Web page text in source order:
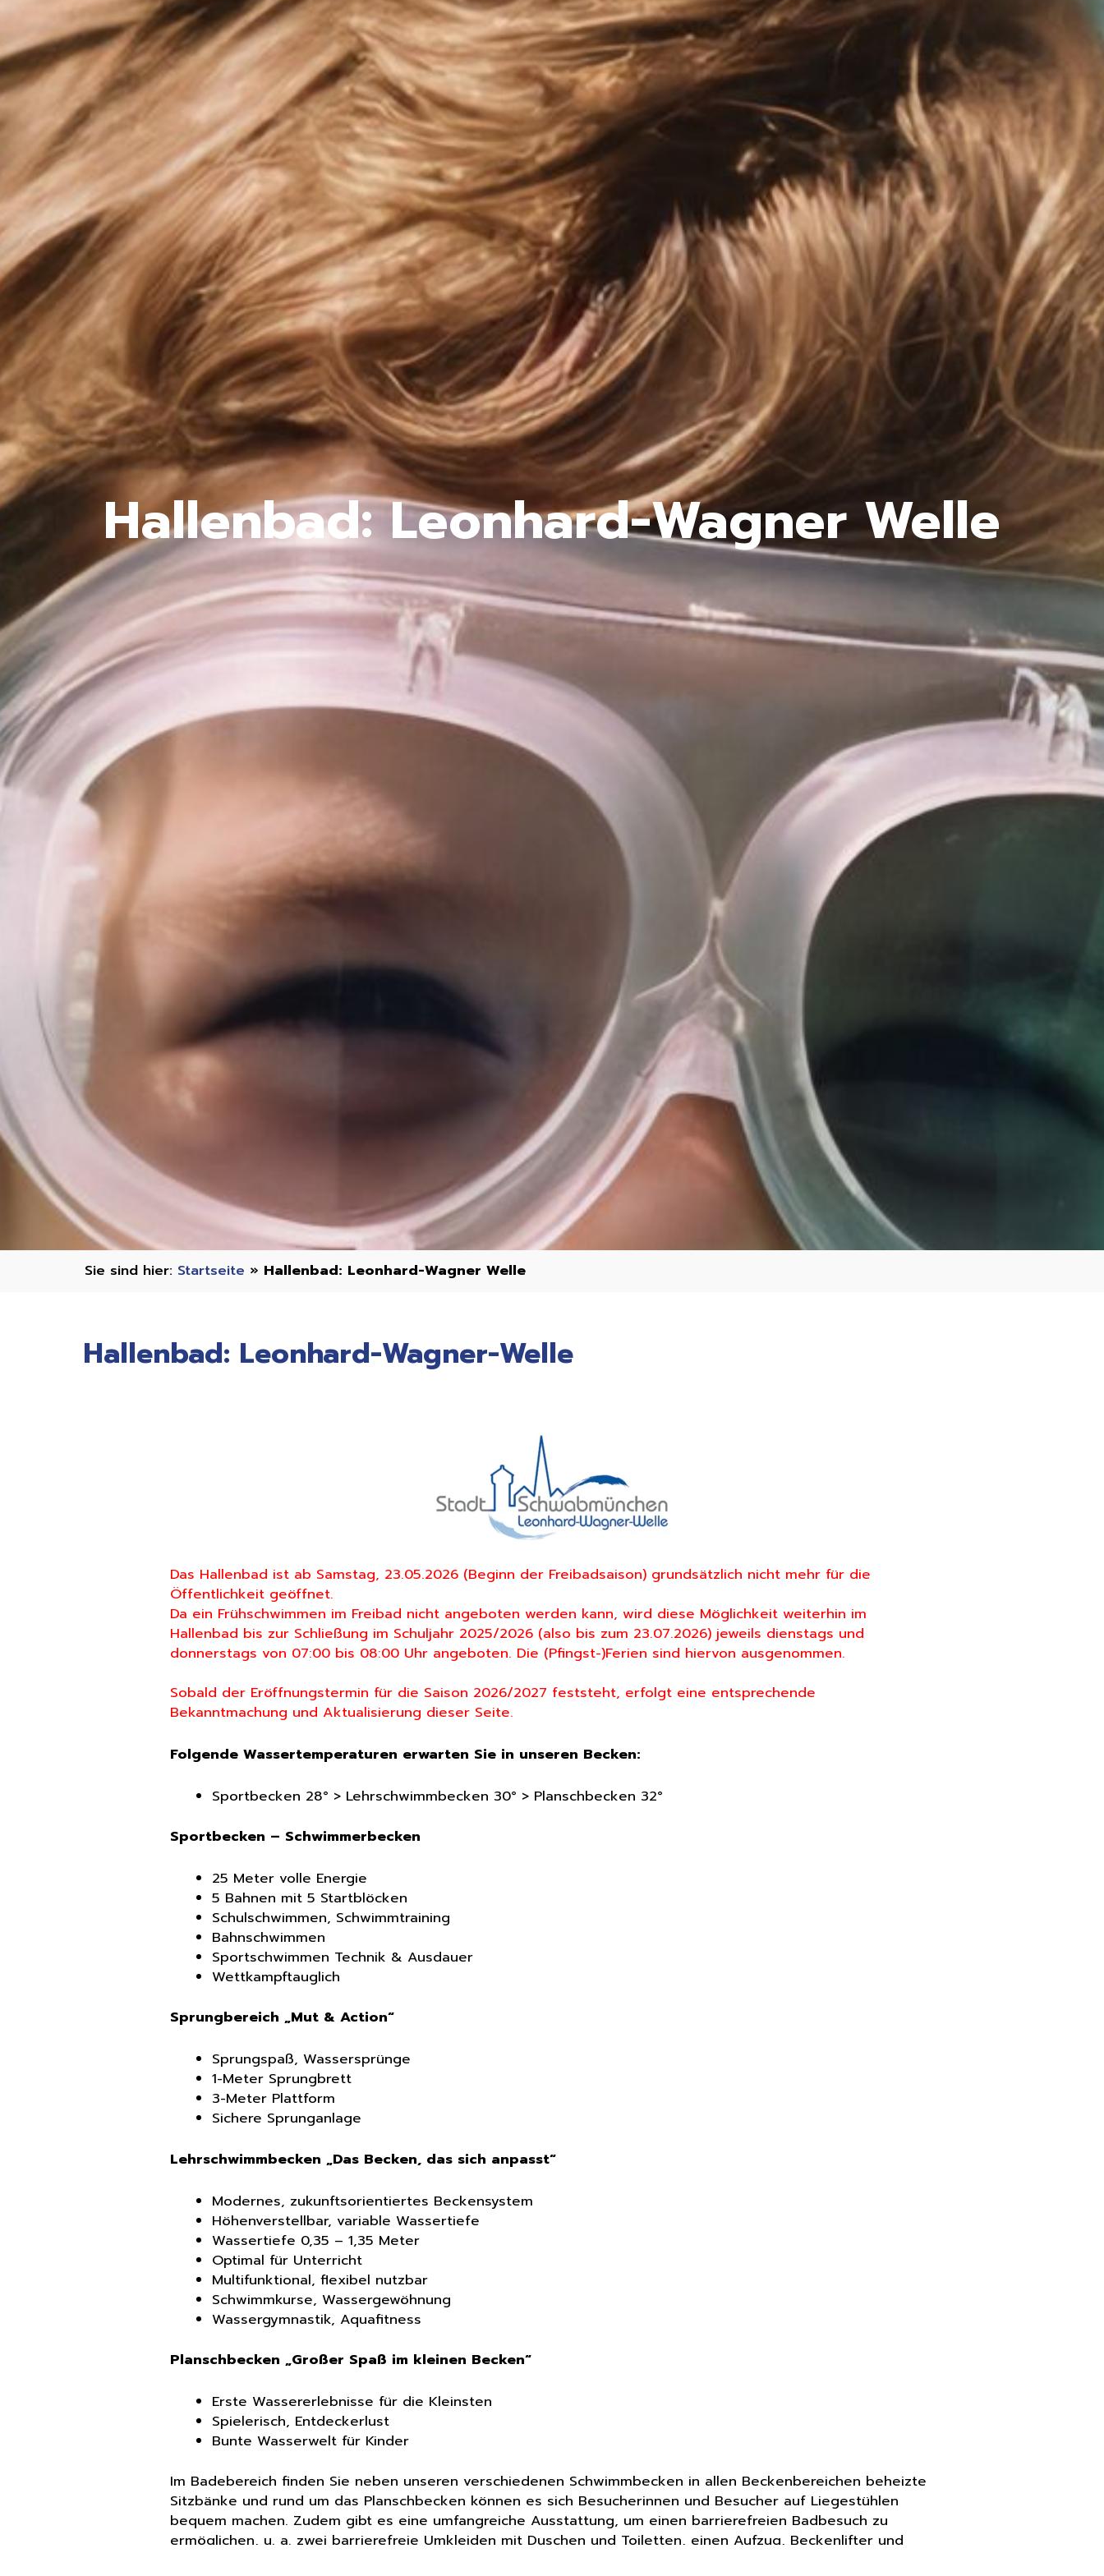
Hallenbad: Leonhard-Wagner Welle
Startseite » Hallenbad: Leonhard-Wagner Welle
Hallenbad: Leonhard-Wagner-Welle
Das Hallenbad ist ab Samstag, 23.05.2026 (Beginn der Freibadsaison) grundsätzlich nicht mehr für die
Öffentlichkeit geöffnet.
Da ein Frühschwimmen im Freibad nicht angeboten werden kann, wird diese Möglichkeit weiterhin im
Hallenbad bis zur Schließung im Schuljahr 2025/2026 (also bis zum 23.07.2026) jeweils dienstags und
donnerstags von 07:00 bis 08:00 Uhr angeboten. Die (Pfingst-)Ferien sind hiervon ausgenommen.
Sobald der Eröffnungstermin für die Saison 2026/2027 feststeht, erfolgt eine entsprechende
Bekanntmachung und Aktualisierung dieser Seite.
Folgende Wassertemperaturen erwarten Sie in unseren Becken:
Sportbecken 28° > Lehrschwimmbecken 30° > Planschbecken 32°
Sportbecken – Schwimmerbecken
25 Meter volle Energie
5 Bahnen mit 5 Startblöcken
Schulschwimmen, Schwimmtraining
Bahnschwimmen
Sportschwimmen Technik & Ausdauer
Wettkampftauglich
Sprungbereich „Mut & Action“
Sprungspaß, Wassersprünge
1-Meter Sprungbrett
3-Meter Plattform
Sichere Sprunganlage
Lehrschwimmbecken „Das Becken, das sich anpasst“
Modernes, zukunftsorientiertes Beckensystem
Höhenverstellbar, variable Wassertiefe
Wassertiefe 0,35 – 1,35 Meter
Optimal für Unterricht
Multifunktional, flexibel nutzbar
Schwimmkurse, Wassergewöhnung
Wassergymnastik, Aquafitness
Planschbecken „Großer Spaß im kleinen Becken“
Erste Wassererlebnisse für die Kleinsten
Spielerisch, Entdeckerlust
Bunte Wasserwelt für Kinder
Im Badebereich finden Sie neben unseren verschiedenen Schwimmbecken in allen Beckenbereichen beheizte
Sitzbänke und rund um das Planschbecken können es sich Besucherinnen und Besucher auf Liegestühlen
bequem machen. Zudem gibt es eine umfangreiche Ausstattung, um einen barrierefreien Badbesuch zu
ermöglichen, u. a. zwei barrierefreie Umkleiden mit Duschen und Toiletten, einen Aufzug, Beckenlifter und